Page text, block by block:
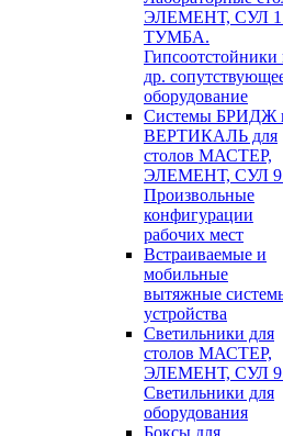
ЭЛЕМЕНТ, СУЛ
ТУМБА.
Гипсоотстойники
др.
оборудование
Системы БРИДЖ
ВЕРТИКАЛЬ для
столов МАСТЕР,
ЭЛЕМЕНТ, СУЛ
Произвольные
конфигурации
рабочих мест
Встраиваемые и
мобильные
вытяжные
устройства
Светильники для
столов МАСТЕР,
ЭЛЕМЕНТ, СУЛ
Светильники для
оборудования
Боксы для